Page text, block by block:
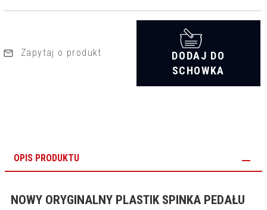
Zapytaj o produkt
DODAJ DO
SCHOWKA
OPIS PRODUKTU
NOWY ORYGINALNY PLASTIK SPINKA PEDAŁU